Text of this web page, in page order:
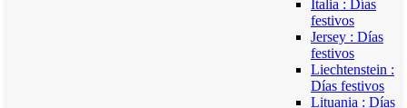
Italia : Días
festivos
Jersey : Días
festivos
Liechtenstein :
Días festivos
Lituania : Días